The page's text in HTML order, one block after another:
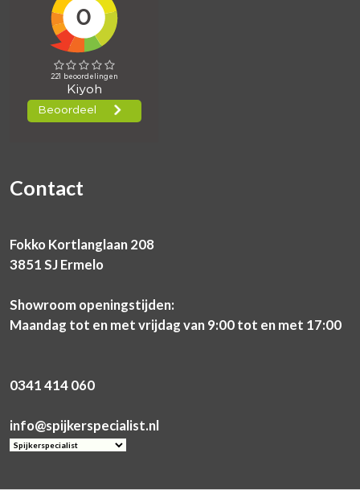
Contact
Fokko Kortlanglaan 208
3851 SJ Ermelo
Showroom openingstijden:
Maandag tot en met vrijdag van 9:00 tot en met 17:00
0341 414 060
info@spijkerspecialist.nl